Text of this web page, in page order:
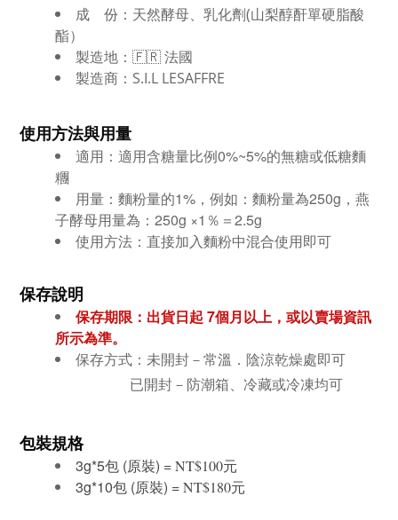
成 份： 天然酵母、乳化劑(山梨醇酐單硬脂酸
酯）
製造地：🇫🇷 法國
製造商：S.I.L LESAFFRE
使用方法與用量
適用： 適用含糖量比例0%~5%的無糖或低糖麵
糰
用量：麵粉量的1%，例如： 麵粉量為250g，燕
子酵母用量為：250g ×1％＝2.5g
使用方法： 直接加入麵粉中混合使用即可
保存說明
保存期限：出貨日起 7個月以上，或以賣場資訊
所示為準。
保存方式： 未開封－常溫．陰涼乾燥處即可
已開封－防潮箱、冷藏或冷凍均可
包裝規格
3g*5包 (原裝) =NT$100元
3g*10包 (原裝) =NT$180元